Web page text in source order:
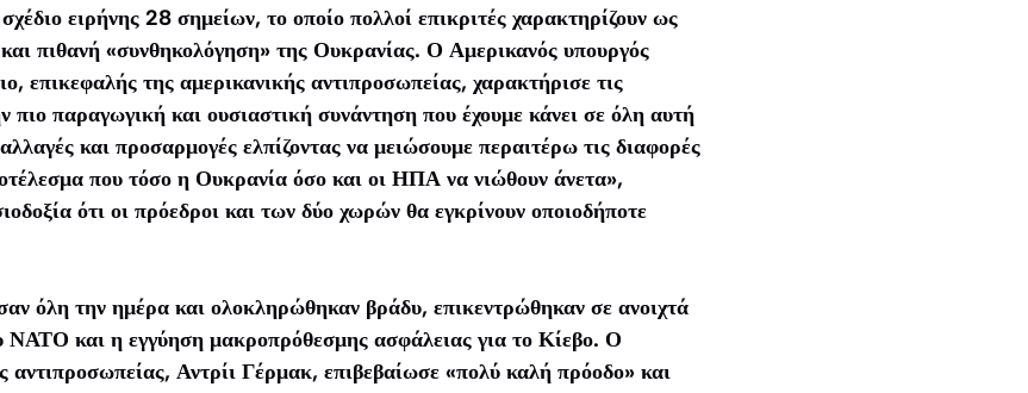
ειρήνης 28 σημείων, το οποίο πολλοί επικριτές χαρακτηρίζουν ως
πιθανή «συνθηκολόγηση» της Ουκρανίας. Ο Αμερικανός υπουργός
επικεφαλής της αμερικανικής αντιπροσωπείας, χαρακτήρισε τις
πιο παραγωγική και ουσιαστική συνάντηση που έχουμε κάνει σε όλη αυτή
και προσαρμογές ελπίζοντας να μειώσουμε περαιτέρω τις διαφορές
που τόσο η Ουκρανία όσο και οι ΗΠΑ να νιώθουν άνετα»,
ότι οι πρόεδροι και των δύο χωρών θα εγκρίνουν οποιοδήποτε
όλη την ημέρα και ολοκληρώθηκαν βράδυ, επικεντρώθηκαν σε ανοιχτά
ΝΑΤΟ και η εγγύηση μακροπρόθεσμης ασφάλειας για το Κίεβο. Ο
αντιπροσωπείας, Αντρίι Γέρμακ, επιβεβαίωσε «πολύ καλή πρόοδο» και